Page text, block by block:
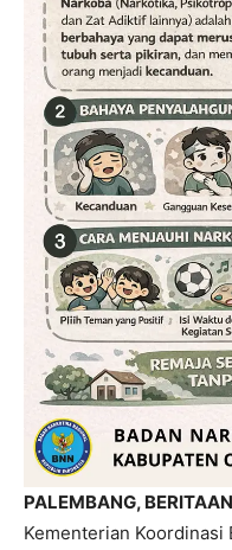
PALEMBANG,
Kementerian